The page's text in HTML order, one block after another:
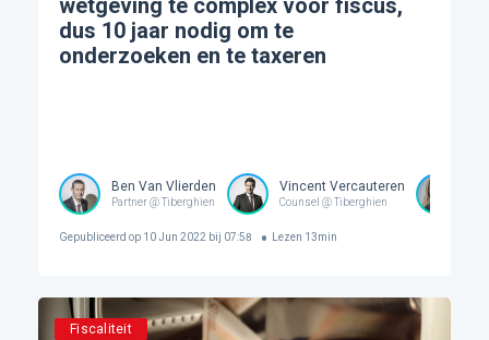
wetgeving te complex voor fiscus,
dus 10 jaar nodig om te
onderzoeken en te taxeren
Ben Van Vlierden
Partner @ Tiberghien
Vincent Vercauteren
Counsel @ Tiberghien
Gepubliceerd op10 Jun 2022 bij 07:58 Lezen 13min
Fiscaliteit